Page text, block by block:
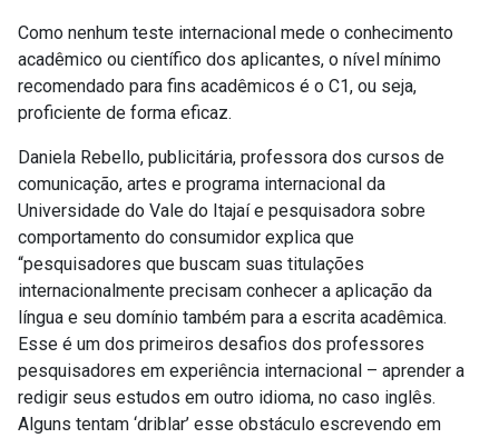
Como nenhum teste internacional mede o conhecimento
acadêmico ou científico dos aplicantes, o nível mínimo
recomendado para fins acadêmicos é o C1, ou seja,
proficiente de forma eficaz.
Daniela Rebello, publicitária, professora dos cursos de
comunicação, artes e programa internacional da
Universidade do Vale do Itajaí e pesquisadora sobre
comportamento do consumidor explica que
“pesquisadores que buscam suas titulações
internacionalmente precisam conhecer a aplicação da
língua e seu domínio também para a escrita acadêmica.
Esse é um dos primeiros desafios dos professores
pesquisadores em experiência internacional – aprender a
redigir seus estudos em outro idioma, no caso inglês.
Alguns tentam ‘driblar’ esse obstáculo escrevendo em